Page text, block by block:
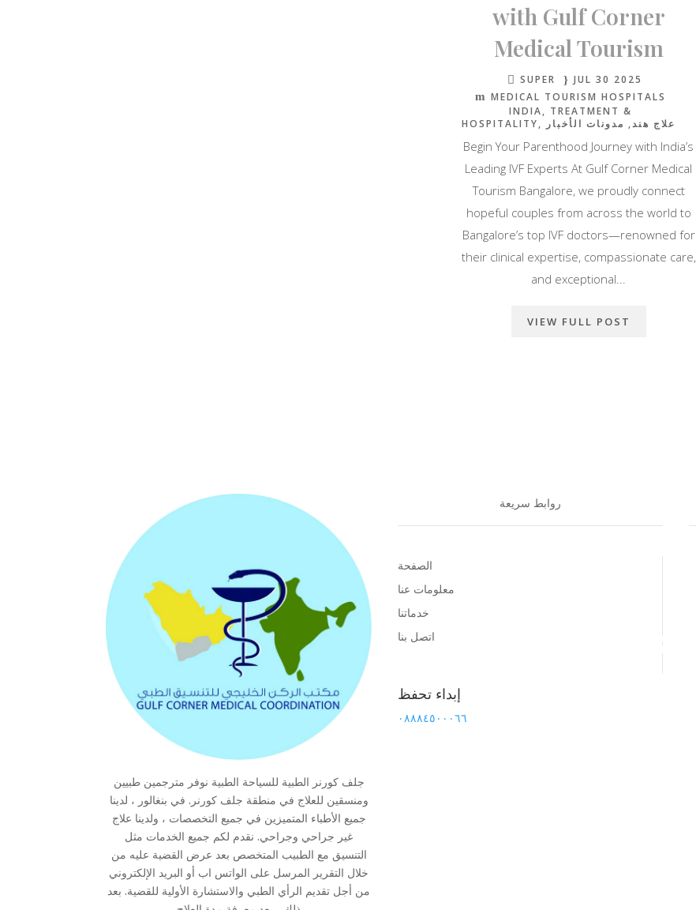
with Gulf Corner
Medical Tourism
SUPER
JUL 30 2025
MEDICAL TOURISM HOSPITALS
INDIA
TREATMENT &
HOSPITALITY
علاج هند مدونات الأخبار
Begin Your Parenthood Journey with India’s
Leading IVF Experts At Gulf Corner Medical
Tourism Bangalore, we proudly connect
hopeful couples from across the world to
Bangalore’s top IVF doctors—renowned for
their clinical expertise, compassionate care,
and exceptional...
VIEW FULL POST
جلف كورنر الطبية للسياحة الطبية نوفر مترجمين طبيين
ومنسقين للعلاج في منطقة جلف كورنر. في بنغالور ، لدينا
جميع الأطباء المتميزين في جميع التخصصات ، ولدينا علاج
غير جراحي وجراحي. نقدم لكم جميع الخدمات مثل
التنسيق مع الطبيب المتخصص بعد عرض القضية عليه من
خلال التقرير المرسل على الواتس اب أو البريد الإلكتروني
من أجل تقديم الرأي الطبي والاستشارة الأولية للقضية. بعد
روابط سريعة
الصفحة
معلومات عنا
خدماتنا
اتصل بنا
إبداء تحفظ
٠٨٨٨٤٥٠٠٠٦٦